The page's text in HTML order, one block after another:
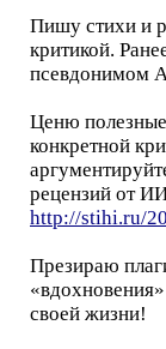
Пишу стихи и
критикой.
псевдонимом
Ценю
конкретной
рецензий от
http://stihi.ru/
Презираю
своей жизни!